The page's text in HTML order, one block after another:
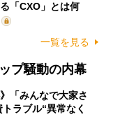
「CXO」とは何
一覧を見る
プ騒動の内幕
「みんなで大家さ
ラブル“異常なく